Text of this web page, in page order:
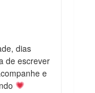
dias
de escrever
e